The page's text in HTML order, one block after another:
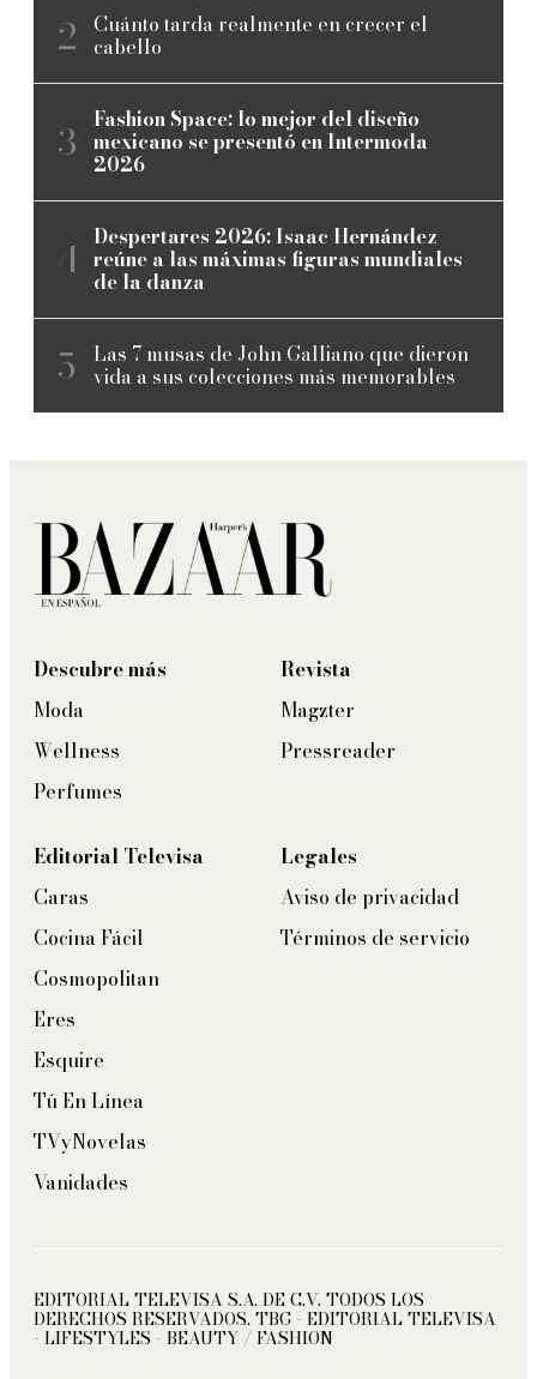
Cuánto tarda realmente en crecer el
cabello
Fashion Space: lo mejor del diseño
mexicano se presentó en Intermoda
2026
Despertares 2026: Isaac Hernández
reúne a las máximas figuras mundiales
de la danza
Las 7 musas de John Galliano que dieron
vida a sus colecciones más memorables
Descubre más
Moda
Wellness
Perfumes
Revista
Magzter
Pressreader
Editorial Televisa
Caras
Cocina Fácil
Cosmopolitan
Eres
Esquire
Tú En Línea
TVyNovelas
Vanidades
Legales
Aviso de privacidad
Términos de servicio
EDITORIAL TELEVISA S.A. DE C.V. TODOS LOS
DERECHOS RESERVADOS. TBG - EDITORIAL TELEVISA
- LIFESTYLES - BEAUTY / FASHION